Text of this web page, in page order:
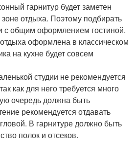
гарнитур будет заметен
отдыха. Поэтому подбирать
с общим оформлением гостиной.
оформлена в классическом
на кухне будет совсем
студии не рекомендуется
как для него требуется много
очередь должна быть
рекомендуется отдавать
В гарнитуре должно быть
полок и отсеков.